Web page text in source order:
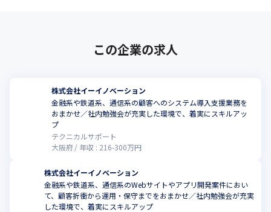
この企業の求人
株式会社イーイノベーション
金融系や鉄道系、通信系の顧客へのシステム導入支援業務を
おまかせ／社内勉強会が充実した環境で、着実にスキルアッ
プ
テクニカルサポート
大阪府
年収 : 216-300万円
株式会社イーイノベーション
金融系や鉄道系、通信系のWebサイトやアプリ開発案件におい
て、顧客折衝から運用・保守までをおまかせ／社内勉強会が充実
した環境で、着実にスキルアップ